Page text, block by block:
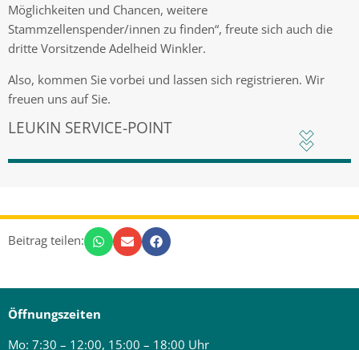
Möglichkeiten und Chancen, weitere
Stammzellenspender/innen zu finden“, freute sich auch die
dritte Vorsitzende Adelheid Winkler.
Also, kommen Sie vorbei und lassen sich registrieren. Wir
freuen uns auf Sie.
LEUKIN SERVICE-POINT
Beitrag teilen:
Öffnungszeiten
Mo: 7:30 – 12:00, 15:00 – 18:00 Uhr